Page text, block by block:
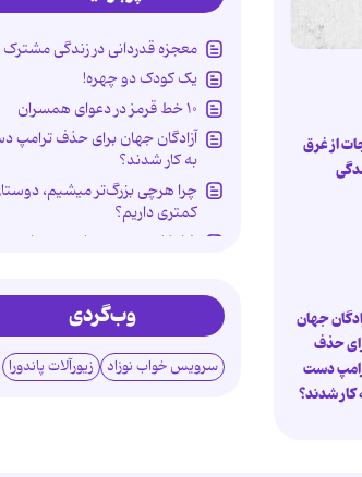
از غرق
جهان
حذف
دست
کار شدند؟
معجزه قدردانی در زندگی مشترک
یک کودک دو چهره!
۱۰ خط قرمز در دعوای همسران
آزادگان جهان برای حذف ترامپ
به کار شدند؟
چرا هرچی بزرگ‌تر میشیم،
کمتری داریم؟
شاه کلید دوستی با حضرت امیر
راز محبوبیت غمگین‌نمایی در
مراقبت‌های سلامتی پس از اربعین
جنگ با پرچم دروغین
وب‌گردی
سرویس خواب نوزاد زیورآلات پاندورا